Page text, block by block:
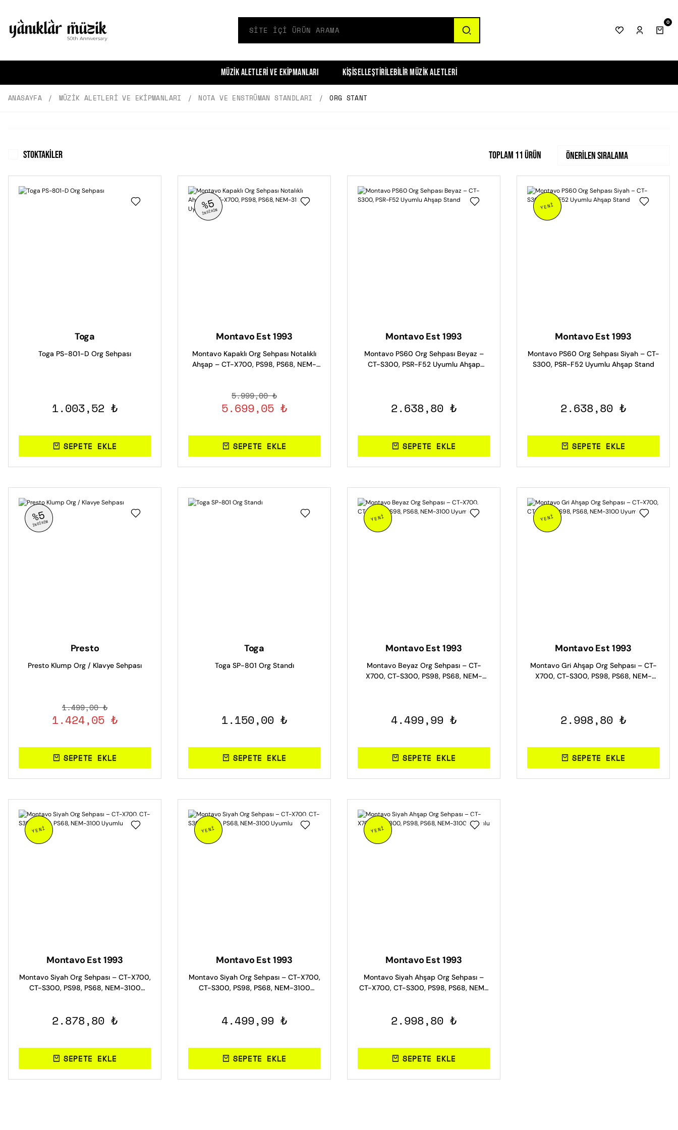
0
Müzik Aletleri ve Ekipmanları Kişiselleştirilebilir Müzik Aletleri
ANASAYFA MÜZIK ALETLERI VE EKIPMANLARI NOTA VE ENSTRÜMAN STANDLARI ORG STANT
Stoktakiler Toplam 11 ürün
Toga
Toga PS-801-D Org Sehpası
1.003,52 ₺
SEPETE EKLE
%5
İNDİRİM
Montavo Est 1993
Montavo Kapaklı Org Sehpası Notalıklı
Ahşap – CT-X700, PS98, PS68, NEM-
5.699,05 ₺
5.999,00 ₺
SEPETE EKLE
Montavo Est 1993
Montavo PS60 Org Sehpası Beyaz –
CT-S300, PSR-F52 Uyumlu Ahşap
2.638,80 ₺
SEPETE EKLE
YENİ
Montavo Est 1993
Montavo PS60 Org Sehpası Siyah – CT-
S300, PSR-F52 Uyumlu Ahşap Stand
2.638,80 ₺
SEPETE EKLE
%5
İNDİRİM
Presto
Presto Klump Org / Klavye Sehpası
1.424,05 ₺
1.499,00 ₺
SEPETE EKLE
Toga
Toga SP-801 Org Standı
1.150,00 ₺
SEPETE EKLE
YENİ
Montavo Est 1993
Montavo Beyaz Org Sehpası – CT-
X700, CT-S300, PS98, PS68, NEM-
4.499,99 ₺
SEPETE EKLE
YENİ
Montavo Est 1993
Montavo Gri Ahşap Org Sehpası – CT-
X700, CT-S300, PS98, PS68, NEM-
2.998,80 ₺
SEPETE EKLE
YENİ
Montavo Est 1993
Montavo Siyah Org Sehpası – CT-X700,
CT-S300, PS98, PS68, NEM-3100
2.878,80 ₺
SEPETE EKLE
YENİ
Montavo Est 1993
Montavo Siyah Org Sehpası – CT-X700,
CT-S300, PS98, PS68, NEM-3100
4.499,99 ₺
SEPETE EKLE
YENİ
Montavo Est 1993
Montavo Siyah Ahşap Org Sehpası –
CT-X700, CT-S300, PS98, PS68, NEM-
2.998,80 ₺
SEPETE EKLE